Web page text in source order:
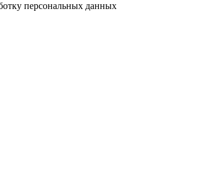
персональных данных